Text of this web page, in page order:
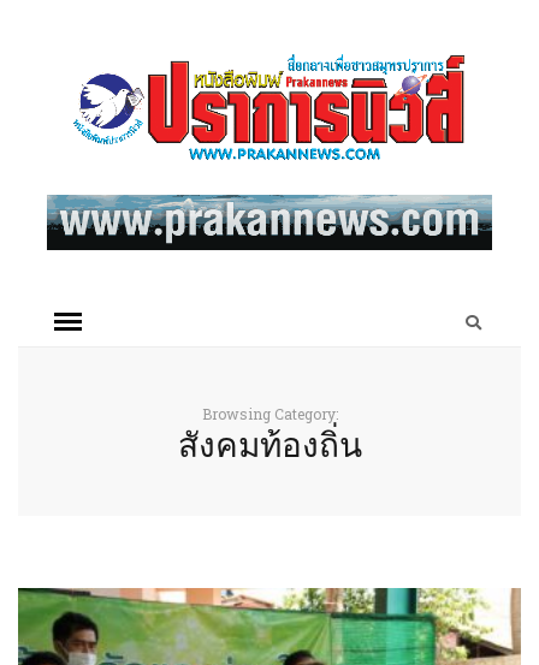
Browsing Category:
สังคมท้องถิ่น